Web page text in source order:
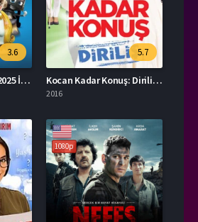
3.6
ŞamPİYONlar Filmi 2025 İzle
5.7
Kocan Kadar Konuş: Diriliş Full İzle
2016
1080p